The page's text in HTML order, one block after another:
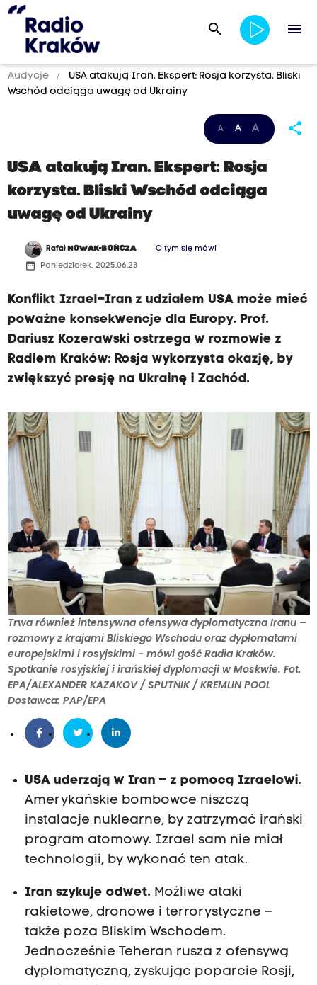
search menu
Audycje
USA atakują Iran. Ekspert: Rosja korzysta. Bliski
Wschód odciąga uwagę od Ukrainy
A A A share
USA atakują Iran. Ekspert: Rosja
korzysta. Bliski Wschód odciąga
uwagę od Ukrainy
Rafał NOWAK-BOŃCZA O tym się mówi
date_range Poniedziałek, 2025.06.23
Konflikt Izrael–Iran z udziałem USA może mieć
poważne konsekwencje dla Europy. Prof.
Dariusz Kozerawski ostrzega w rozmowie z
Radiem Kraków: Rosja wykorzysta okazję, by
zwiększyć presję na Ukrainę i Zachód.
Trwa również intensywna ofensywa dyplomatyczna Iranu –
rozmowy z krajami Bliskiego Wschodu oraz dyplomatami
europejskimi i rosyjskimi - mówi gość Radia Kraków.
Spotkanie rosyjskiej i irańskiej dyplomacji w Moskwie. Fot.
EPA/ALEXANDER KAZAKOV / SPUTNIK / KREMLIN POOL
Dostawca: PAP/EPA
USA uderzają w Iran – z pomocą Izraelowi.
Amerykańskie bombowce niszczą
instalacje nuklearne, by zatrzymać irański
program atomowy. Izrael sam nie miał
technologii, by wykonać ten atak.
Iran szykuje odwet.Możliwe ataki
rakietowe, dronowe i terrorystyczne –
także poza Bliskim Wschodem.
Jednocześnie Teheran rusza z ofensywą
dyplomatyczną, zyskując poparcie Rosji,